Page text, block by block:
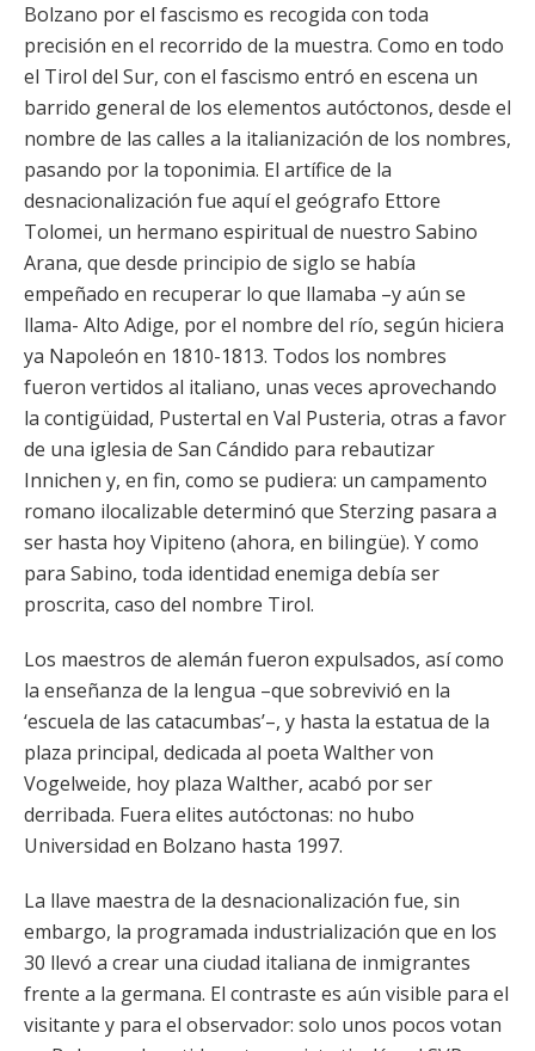
Bolzano por el fascismo es recogida con toda
precisión en el recorrido de la muestra. Como en todo
el Tirol del Sur, con el fascismo entró en escena un
barrido general de los elementos autóctonos, desde el
nombre de las calles a la italianización de los nombres,
pasando por la toponimia. El artífice de la
desnacionalización fue aquí el geógrafo Ettore
Tolomei, un hermano espiritual de nuestro Sabino
Arana, que desde principio de siglo se había
empeñado en recuperar lo que llamaba –y aún se
llama- Alto Adige, por el nombre del río, según hiciera
ya Napoleón en 1810-1813. Todos los nombres
fueron vertidos al italiano, unas veces aprovechando
la contigüidad, Pustertal en Val Pusteria, otras a favor
de una iglesia de San Cándido para rebautizar
Innichen y, en fin, como se pudiera: un campamento
romano ilocalizable determinó que Sterzing pasara a
ser hasta hoy Vipiteno (ahora, en bilingüe). Y como
para Sabino, toda identidad enemiga debía ser
proscrita, caso del nombre Tirol.
Los maestros de alemán fueron expulsados, así como
la enseñanza de la lengua –que sobrevivió en la
‘escuela de las catacumbas’–, y hasta la estatua de la
plaza principal, dedicada al poeta Walther von
Vogelweide, hoy plaza Walther, acabó por ser
derribada. Fuera elites autóctonas: no hubo
Universidad en Bolzano hasta 1997.
La llave maestra de la desnacionalización fue, sin
embargo, la programada industrialización que en los
30 llevó a crear una ciudad italiana de inmigrantes
frente a la germana. El contraste es aún visible para el
visitante y para el observador: solo unos pocos votan